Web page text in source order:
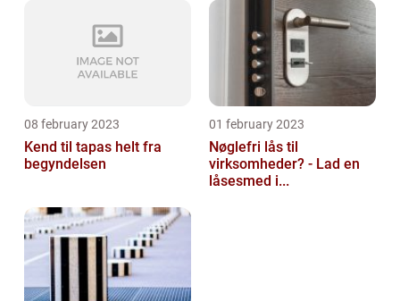
08 february 2023
Kend til tapas helt fra
begyndelsen
01 february 2023
Nøglefri lås til
virksomheder? - Lad en
låsesmed i...